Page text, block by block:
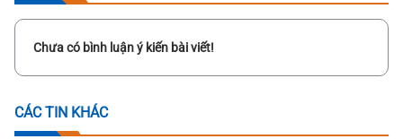
Chưa có bình luận ý kiến bài viết!
CÁC TIN KHÁC